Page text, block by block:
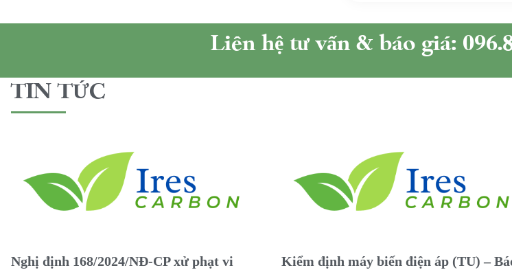
Liên hệ tư vấn & báo giá:
TIN TỨC
Nghị định 168/2024/NĐ-CP xử phạt vi
Kiểm định máy biến điện áp (TU) –